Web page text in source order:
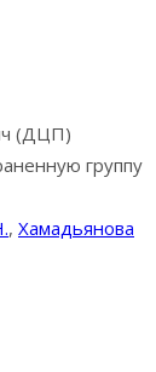
(ДЦП)
группу
, Хамадьянова